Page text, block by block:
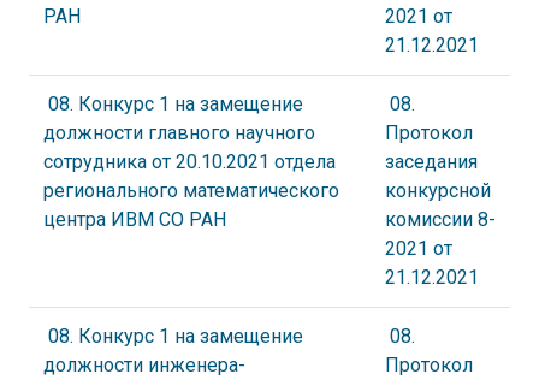
РАН
2021 от
21.12.2021
08. Конкурс 1 на замещение
должности главного научного
сотрудника от 20.10.2021 отдела
регионального математического
центра ИВМ СО РАН
08.
Протокол
заседания
конкурсной
комиссии 8-
2021 от
21.12.2021
08. Конкурс 1 на замещение
должности инженера-
08.
Протокол